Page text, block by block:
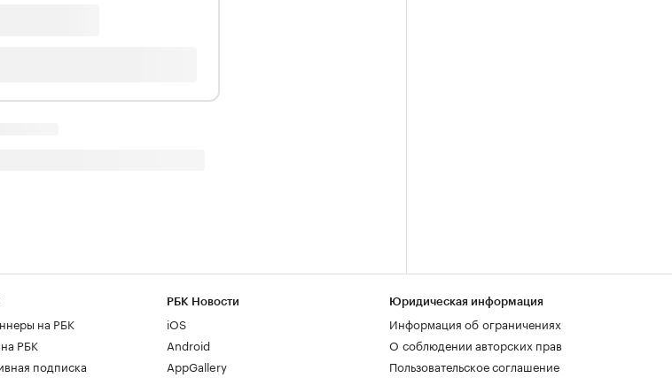
на РБК
РБК
подписка
РБК Новости
iOS
Android
AppGallery
Юридическая информация
Информация об ограничениях
О соблюдении авторских прав
Пользовательское соглашение